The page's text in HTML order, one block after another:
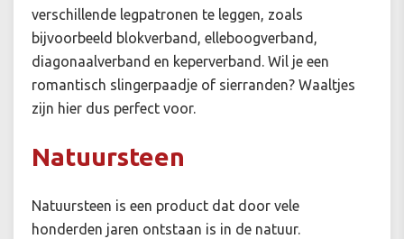
verschillende legpatronen te leggen, zoals
bijvoorbeeld blokverband, elleboogverband,
diagonaalverband en keperverband. Wil je een
romantisch slingerpaadje of sierranden? Waaltjes
zijn hier dus perfect voor.
Natuursteen
Natuursteen is een product dat door vele
honderden jaren ontstaan is in de natuur.